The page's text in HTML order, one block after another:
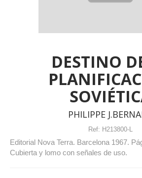
DESTINO
PHILIPPE
Ref: H213800-L
Editorial Nova Terra. Barcelona 1967.
Cubierta y lomo con señales de uso.